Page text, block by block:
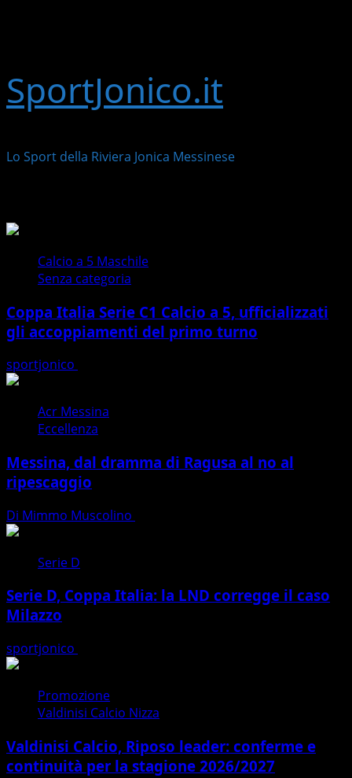
SportJonico.it
Lo Sport della Riviera Jonica Messinese
Calcio a 5 Maschile
Senza categoria
Coppa Italia Serie C1 Calcio a 5, ufficializzati
gli accoppiamenti del primo turno
sportjonico
Acr Messina
Eccellenza
Messina, dal dramma di Ragusa al no al
ripescaggio
Di Mimmo Muscolino
Serie D
Serie D, Coppa Italia: la LND corregge il caso
Milazzo
sportjonico
Promozione
Valdinisi Calcio Nizza
Valdinisi Calcio, Riposo leader: conferme e
continuità per la stagione 2026/2027